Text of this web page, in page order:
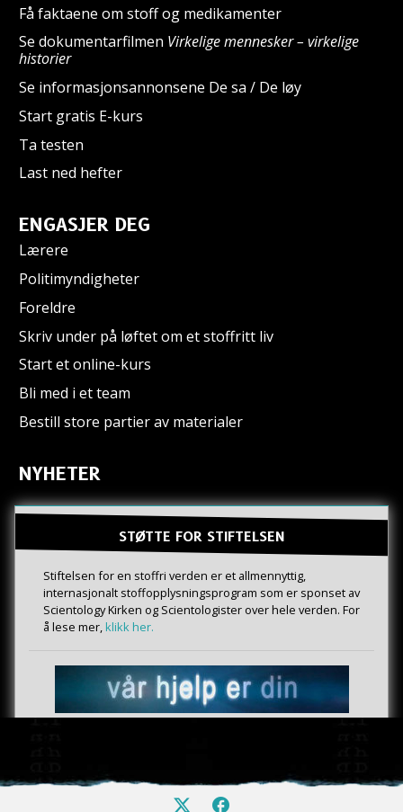
Få faktaene om stoff og medikamenter
Se dokumentarfilmen Virkelige mennesker – virkelige
historier
Se informasjonsannonsene De sa / De løy
Start gratis E-kurs
Ta testen
Last ned hefter
ENGASJER DEG
Lærere
Politimyndigheter
Foreldre
Skriv under på løftet om et stoffritt liv
Start et online-kurs
Bli med i et team
Bestill store partier av materialer
NYHETER
STØTTE FOR STIFTELSEN
Stiftelsen for en stoffri verden er et allmennyttig,
internasjonalt stoffopplysningsprogram som er sponset av
Scientology Kirken og Scientologister over hele verden. For
å lese mer,klikk her.